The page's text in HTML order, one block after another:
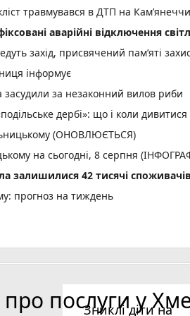
травмувався в ДТП на
аварійні відключення
захід, присвячений пам’яті
інформує
за незаконний вилов риби
дербі»: що і коли
(ОНОВЛЮЄТЬСЯ)
на сьогодні, 8 серпня
залишилися 42 тисячі
прогноз на тиждень
засудили за недостовірне
Зниклі діти на
про послуги у